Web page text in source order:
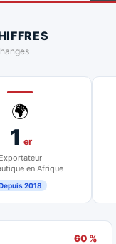
🌍
1 er
Exportateur
en Afrique
2018
60 %